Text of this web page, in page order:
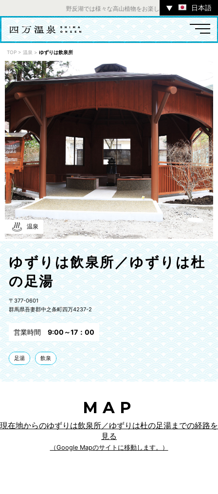
野反湖では様々な高山植物をお楽しみいただけます。 ／
▼ 日本語
温泉 宿 スポット
体験
中之条町その他のエリア
TOP >温泉 >ゆずりは飲泉所
温泉
ゆずりは飲泉所／ゆずりは杜
の足湯
〒377-0601
群馬県吾妻郡中之条町四万4237-2
営業時間 9:00～17：00
足湯 飲泉
MAP
現在地からのゆずりは飲泉所／ゆずりは杜の足湯までの経路を
見る
（Google Mapのサイトに移動します。）